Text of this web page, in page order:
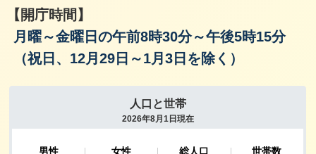
【開庁時間】
月曜～金曜日の午前8時30分～午後5時15分
（祝日、12月29日～1月3日を除く）